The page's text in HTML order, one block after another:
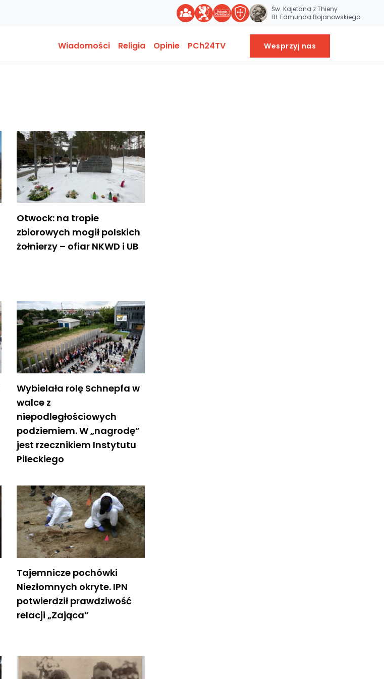
Św. Kajetana z Thieny
Bł. Edmunda Bojanowskiego
Wiadomości Religia Opinie PCh24TV Wesprzyj nas
Otwock: na tropie
zbiorowych mogił polskich
żołnierzy – ofiar NKWD i UB
Wybielała rolę Schnepfa w
walce z
niepodległościowych
podziemiem. W „nagrodę”
jest rzecznikiem Instytutu
Pileckiego
Tajemnicze pochówki
Niezłomnych okryte. IPN
potwierdził prawdziwość
relacji „Zająca”